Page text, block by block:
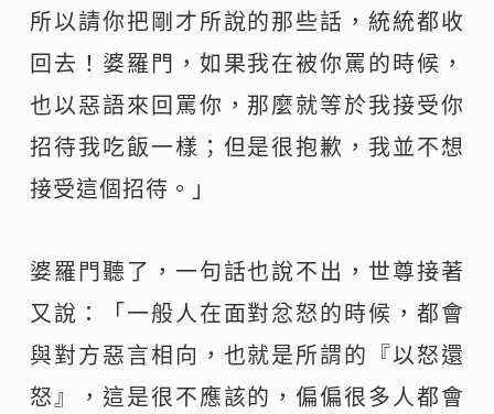
所以請你把剛才所說的那些話，統統都收
回去！婆羅門，如果我在被你罵的時候，
也以惡語來回罵你，那麼就等於我接受你
招待我吃飯一樣；但是很抱歉，我並不想
接受這個招待。」
婆羅門聽了，一句話也說不出，世尊接著
又說：
「一般人在面對忿怒的時候，都會
與對方惡言相向，也就是所謂的『以怒還
怒』，這是很不應該的，偏偏很多人都會